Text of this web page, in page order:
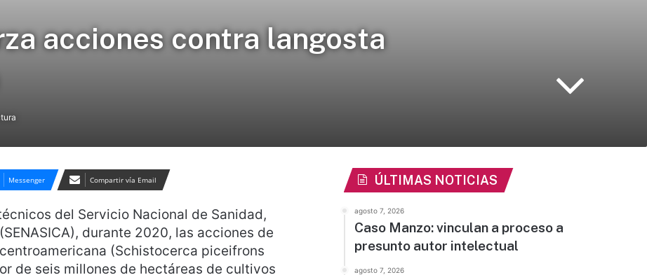
acciones contra langosta
Messenger Compartir vía Email
del Servicio Nacional de Sanidad,
durante 2020, las acciones de
(Schistocerca piceifrons
de seis millones de hectáreas de cultivos
ÚLTIMAS NOTICIAS
agosto 7, 2026
Caso Manzo: vinculan a proceso a
presunto autor intelectual
agosto 7, 2026